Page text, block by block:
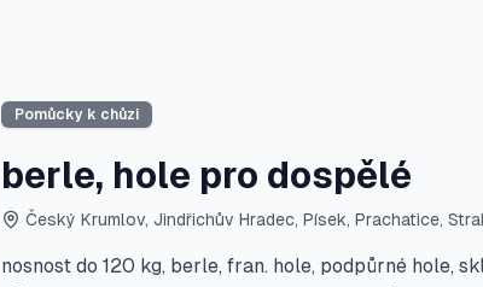
Pomůcky k chůzi
berle, hole pro dospělé
Český Krumlov, Jindřichův Hradec, Písek, Prachatice,
nosnost do 120 kg, berle, fran. hole, podpůrné hole,